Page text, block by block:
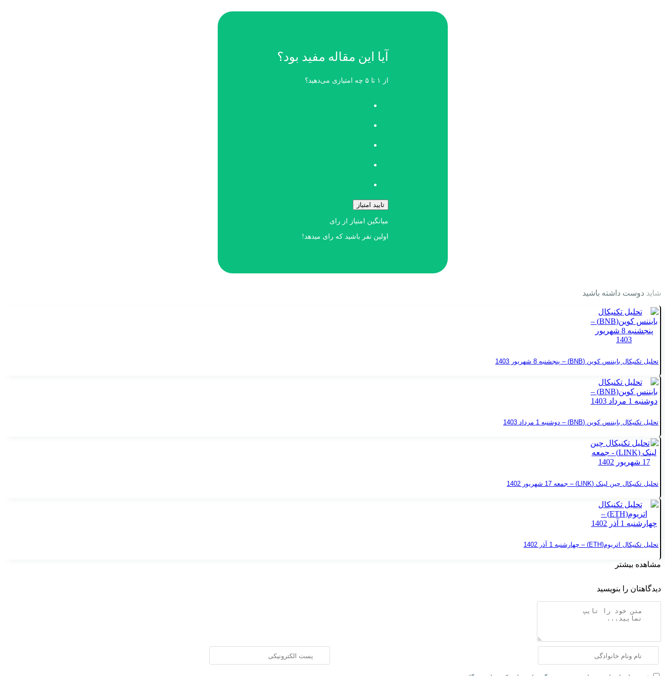
آیا این مقاله مفید بود؟
از ۱ تا ۵ چه امتیازی می‌دهید؟
تایید امتیاز
میانگین امتیاز از رای
اولین نفر باشید که رای میدهد!
شاید دوست داشته باشید
تحلیل تکنیکال بایننس کوین (BNB) – پنجشنبه 8 شهریور 1403
تحلیل تکنیکال بایننس کوین (BNB) – دوشنبه 1 مرداد 1403
تحلیل تکنیکال چین لینک (LINK) – جمعه 17 شهریور 1402
تحلیل تکنیکال اتریوم(ETH) – چهارشنبه 1 آذر 1402
مشاهده بیشتر
دیدگاهتان را بنویسید